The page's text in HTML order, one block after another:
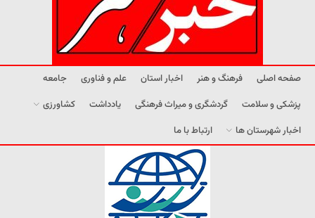
صفحه اصلی فرهنگ و هنر اخبار استان علم و فناوری
جامعه
پزشکی و سلامت
گردشگری و میراث فرهنگی یادداشت
کشاورزی
اخبار شهرستان ها
ارتباط با ما